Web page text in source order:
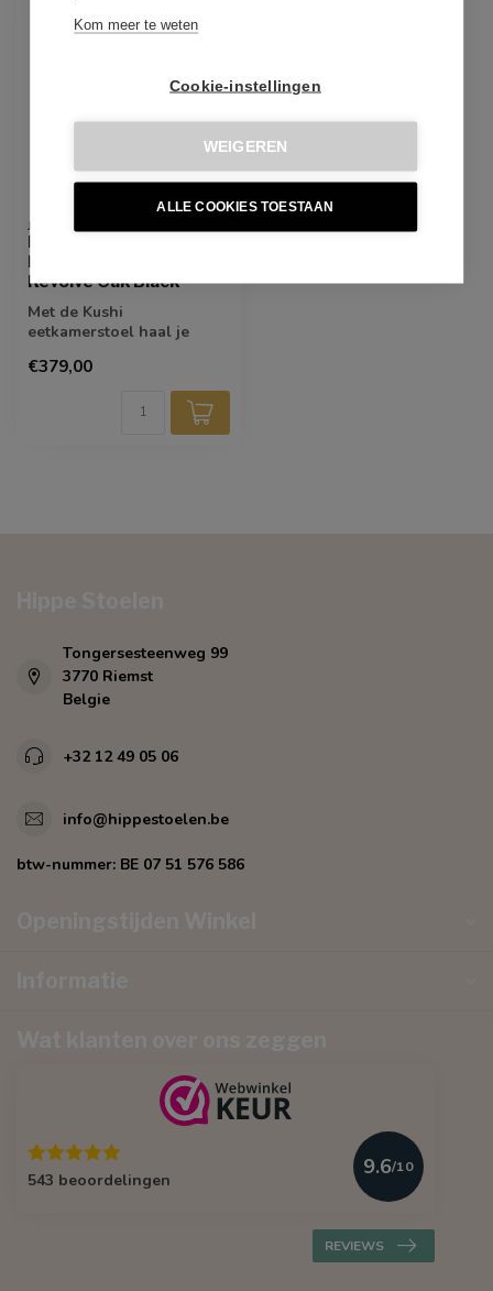
Kom meer te weten
Cookie-instellingen
WEIGEREN
ALLE COOKIES TOESTAAN
JESPER HOME
Kushi Moss Meadow
Eetkamerstoel -
Revolve Oak Black
Met de Kushi
eetkamerstoel haal je
kuip heeft licht ...
€379,00
Tongersesteenweg 99
3770 Riemst
Belgie
+32 12 49 05 06
info@hippestoelen.be
btw-nummer: BE 07 51 576 586
543 beoordelingen
9.6/10
REVIEWS